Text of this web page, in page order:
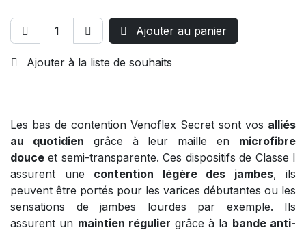
Ajouter au panier
Ajouter à la liste de souhaits
Les bas de contention Venoflex Secret sont vos alliés
au quotidien grâce à leur maille en microfibre
douce et semi-transparente. Ces dispositifs de Classe I
assurent une contention légère des jambes, ils
peuvent être portés pour les varices débutantes ou les
sensations de jambes lourdes par exemple. Ils
assurent un maintien régulier grâce à la bande anti-